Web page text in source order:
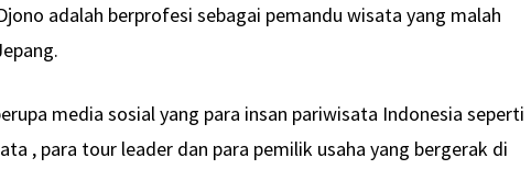
adalah berprofesi sebagai pemandu wisata yang malah
media sosial yang para insan pariwisata Indonesia seperti
, para tour leader dan para pemilik usaha yang bergerak di